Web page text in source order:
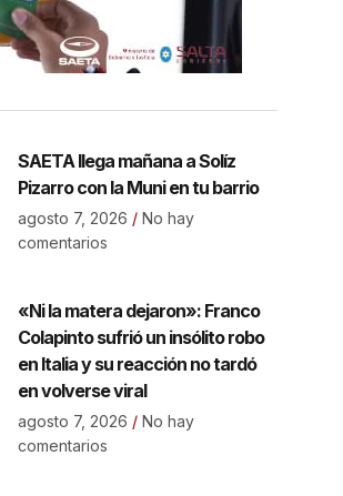
SAETA llega mañana a Solíz
Pizarro con la Muni en tu barrio
agosto 7, 2026 No hay
comentarios
«Ni la matera dejaron»: Franco
Colapinto sufrió un insólito robo
en Italia y su reacción no tardó
en volverse viral
agosto 7, 2026 No hay
comentarios